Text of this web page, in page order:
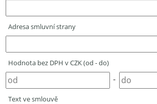
Adresa smluvní strany
Hodnota bez DPH v CZK (od - do)
-
Text ve smlouvě